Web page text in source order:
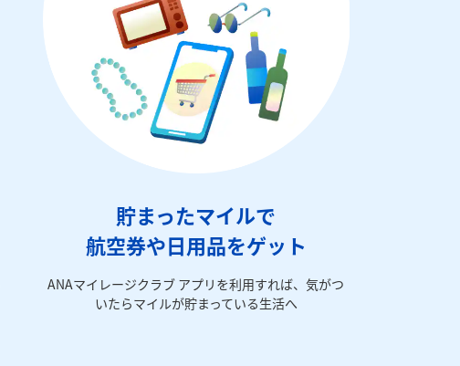
貯まったマイルで
航空券や日用品をゲット
ANAマイレージクラブ アプリを利用すれば、気がつ
いたらマイルが貯まっている生活へ